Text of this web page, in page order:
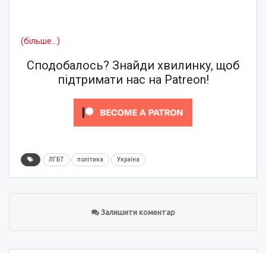
(більше…)
Сподобалось? Знайди хвилинку, щоб
підтримати нас на Patreon!
ЛГБТ політика Україна
Залишити коментар